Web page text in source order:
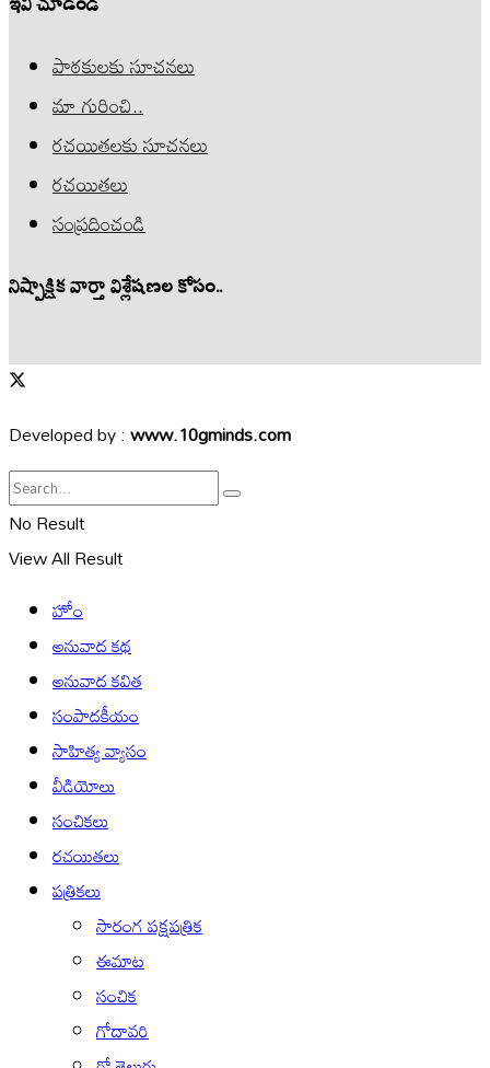
పాఠకులకు సూచనలు
మా గురించి..
రచయితలకు సూచనలు
రచయితలు
సంప్రదించండి
నిష్పాక్షిక వార్తా విశ్లేషణల కోసం..
Developed by :www.10gminds.com
No Result
View All Result
హోం
అనువాద కథ
అనువాద కవిత
సంపాదకీయం
సాహిత్య వ్యాసం
వీడియోలు
సంచికలు
రచయితలు
పత్రికలు
సారంగ పక్షపత్రిక
ఈమాట
సంచిక
గోదావరి